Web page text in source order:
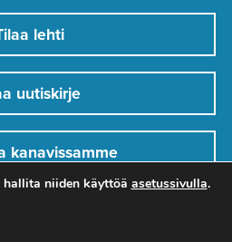
lehti
uutiskirje
kanavissamme
hallita niiden käyttöä asetussivulla.